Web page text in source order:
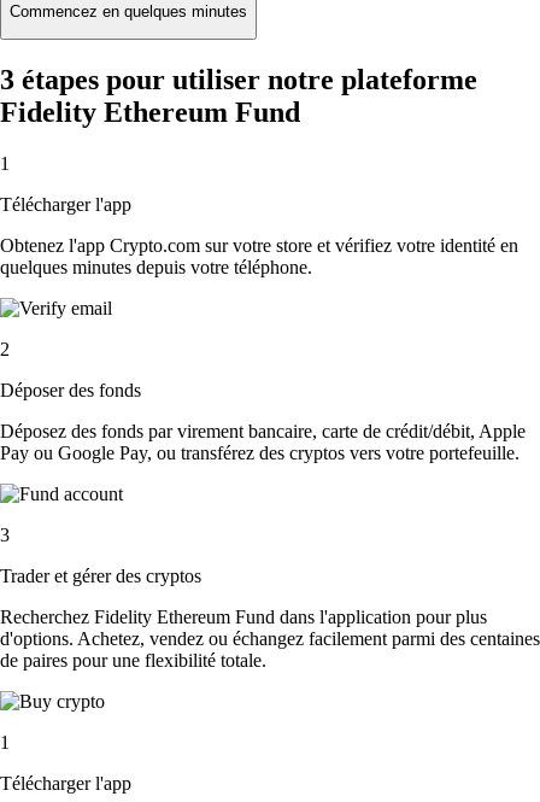
Commencez en quelques minutes
3 étapes pour utiliser notre plateforme
Fidelity Ethereum Fund
1
Télécharger l'app
Obtenez l'app Crypto.com sur votre store et vérifiez votre identité en
quelques minutes depuis votre téléphone.
2
Déposer des fonds
Déposez des fonds par virement bancaire, carte de crédit/débit, Apple
Pay ou Google Pay, ou transférez des cryptos vers votre portefeuille.
3
Trader et gérer des cryptos
Recherchez Fidelity Ethereum Fund dans l'application pour plus
d'options. Achetez, vendez ou échangez facilement parmi des centaines
de paires pour une flexibilité totale.
1
Télécharger l'app